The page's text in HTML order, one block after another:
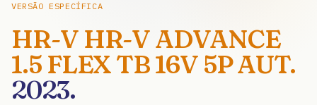
VERSÃO ESPECÍFICA
HR-V HR-V ADVANCE
1.5 FLEX TB 16V 5P AUT.
2023.